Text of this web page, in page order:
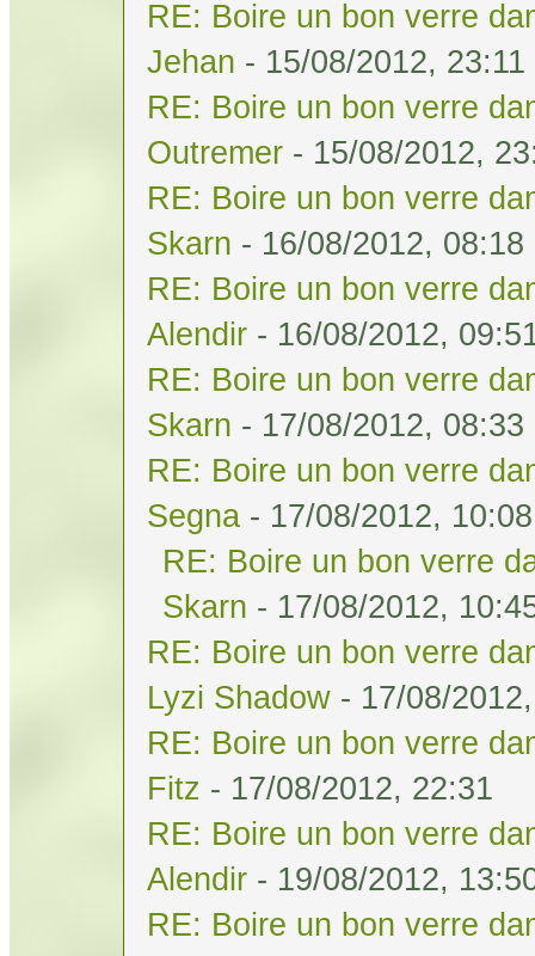
RE: Boire un bon verre
Jehan - 15/08/2012, 23:11
RE: Boire un bon verre
Outremer - 15/08/2012,
RE: Boire un bon verre
Skarn - 16/08/2012, 08:18
RE: Boire un bon verre
Alendir - 16/08/2012,
RE: Boire un bon verre
Skarn - 17/08/2012, 08:33
RE: Boire un bon verre
Segna - 17/08/2012, 10:08
RE: Boire un bon verre
Skarn - 17/08/2012,
RE: Boire un bon verre
Lyzi Shadow - 17/08/
RE: Boire un bon verre
Fitz - 17/08/2012, 22:31
RE: Boire un bon verre
Alendir - 19/08/2012,
RE: Boire un bon verre